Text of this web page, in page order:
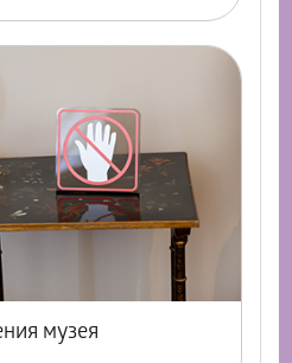
музея